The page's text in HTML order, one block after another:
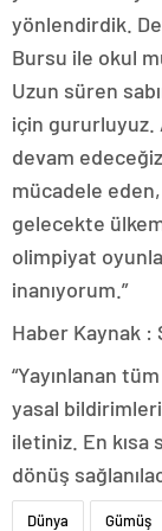
yönlendirdik.
Bursu ile okul
Uzun süren
için gururluyuz.
devam
mücadele eden,
gelecekte
olimpiyat
inanıyorum.”
Haber Kaynak :
“Yayınlanan
yasal
iletiniz. En
dönüş
Dünya Gümüş